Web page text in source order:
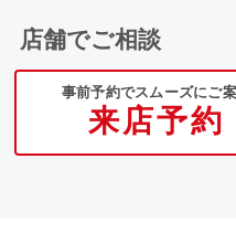
店舗でご相談
事前予約でスムーズにご
来店予約